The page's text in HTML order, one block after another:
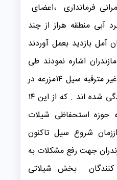
فرمانداری ،اعضای
آبی منطقه هراز از چند
آمل بازدید بعمل آوردند
اشاره نمودند طی
یکماه اخیر بر اثر حوادث غیر مترقبه سیل ۱۴مزرعه در
سطح استان دچار سیل زدگی شده اند . که از این ۱۴
به حوزه استحفاظی شیلات
شروع سیل تاکنون
جهت رفع مشکلات به
کنندگان بخش شیلاتی